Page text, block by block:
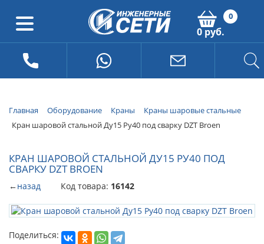
0
0 руб.
Главная Оборудование Краны
Краны шаровые стальные
Кран шаровой стальной Ду15 Ру40 под сварку DZT Broen
КРАН ШАРОВОЙ СТАЛЬНОЙ ДУ15 РУ40 ПОД
СВАРКУ DZT BROEN
←назад Код товара: 16142
Поделиться: